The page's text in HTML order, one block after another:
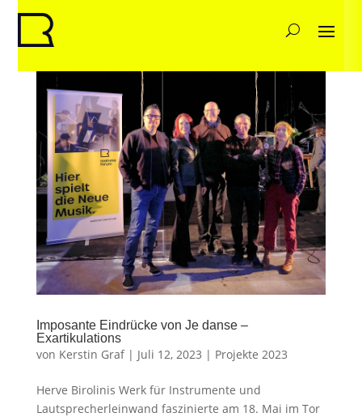
Imposante Eindrücke von Je danse –
Exartikulations
von Kerstin Graf| Juli 12, 2023 | Projekte 2023
Herve Birolinis Werk für Instrumente und
Lautsprecherleinwand faszinierte am 18. Mai im Tor